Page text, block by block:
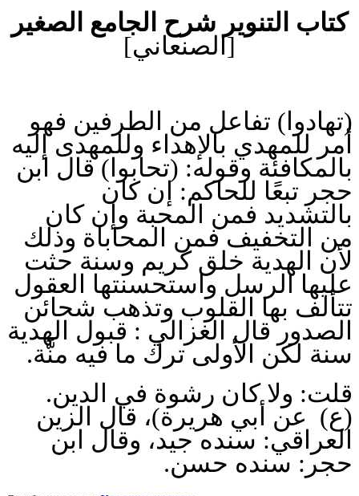
كتاب التنوير شرح الجامع الصغير
[الصنعاني]
(تهادوا) تفاعل من الطرفين فهو
أمر للمهدي بالإهداء وللمهدى إليه
بالمكافئة وقوله: (تحابوا) قال ابن
حجر تبعًا للحاكم: إن كان
بالتشديد فمن المحبة وإن كان
من التخفيف فمن المحاباة وذلك
لأن الهدية خلق كريم وسنة حثت
عليها الرسل واستحسنتها العقول
تتألف بها القلوب وتذهب شحائن
الصدور قال الغزالي : قبول الهدية
سنة لكن الأولى ترك ما فيه منَّة.
قلت: ولا كان رشوة في الدين.
(ع) عن أبي هريرة)، قال الزين
العراقي: سنده جيد، وقال ابن
حجر: سنده حسن.